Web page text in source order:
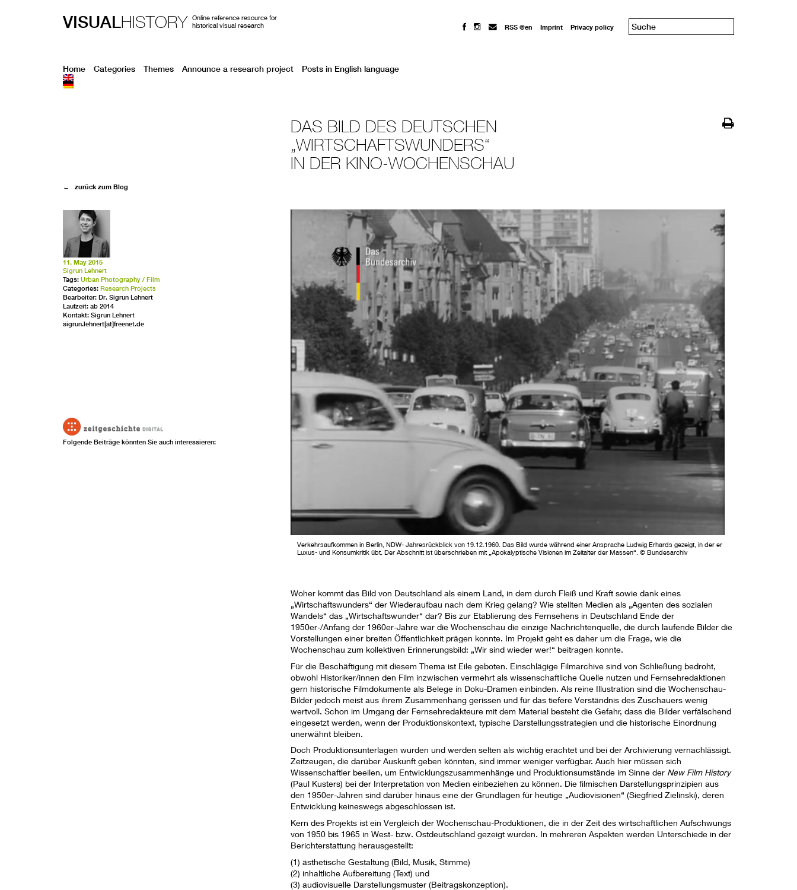
VISUALHISTORY
Online reference resource for
historical visual research
RSS @en Imprint Privacy policy
Home Categories Themes Announce a research project Posts in English language
DAS BILD DES DEUTSCHEN
„WIRTSCHAFTSWUNDERS“
IN DER KINO-WOCHENSCHAU
Verkehrsaufkommen in Berlin, NDW- Jahresrückblick von 19.12.1960. Das Bild wurde während einer Ansprache Ludwig Erhards gezeigt, in der er
Luxus- und Konsumkritik übt. Der Abschnitt ist überschrieben mit „Apokalyptische Visionen im Zeitalter der Massen“. © Bundesarchiv
Woher kommt das Bild von Deutschland als einem Land, in dem durch Fleiß und Kraft sowie dank eines
„Wirtschaftswunders“ der Wiederaufbau nach dem Krieg gelang? Wie stellten Medien als „Agenten des sozialen
Wandels“ das „Wirtschaftswunder“ dar? Bis zur Etablierung des Fernsehens in Deutschland Ende der
1950er-/Anfang der 1960er-Jahre war die Wochenschau die einzige Nachrichtenquelle, die durch laufende Bilder die
Vorstellungen einer breiten Öffentlichkeit prägen konnte. Im Projekt geht es daher um die Frage, wie die
Wochenschau zum kollektiven Erinnerungsbild: „Wir sind wieder wer!“ beitragen konnte.
Für die Beschäftigung mit diesem Thema ist Eile geboten. Einschlägige Filmarchive sind von Schließung bedroht,
obwohl Historiker/innen den Film inzwischen vermehrt als wissenschaftliche Quelle nutzen und Fernsehredaktionen
gern historische Filmdokumente als Belege in Doku-Dramen einbinden. Als reine Illustration sind die Wochenschau-
Bilder jedoch meist aus ihrem Zusammenhang gerissen und für das tiefere Verständnis des Zuschauers wenig
wertvoll. Schon im Umgang der Fernsehredakteure mit dem Material besteht die Gefahr, dass die Bilder verfälschend
eingesetzt werden, wenn der Produktionskontext, typische Darstellungsstrategien und die historische Einordnung
unerwähnt bleiben.
Doch Produktionsunterlagen wurden und werden selten als wichtig erachtet und bei der Archivierung vernachlässigt.
Zeitzeugen, die darüber Auskunft geben könnten, sind immer weniger verfügbar. Auch hier müssen sich
Wissenschaftler beeilen, um Entwicklungszusammenhänge und Produktionsumstände im Sinne der New Film History
(Paul Kusters) bei der Interpretation von Medien einbeziehen zu können. Die filmischen Darstellungsprinzipien aus
den 1950er-Jahren sind darüber hinaus eine der Grundlagen für heutige „Audiovisionen“ (Siegfried Zielinski), deren
Entwicklung keineswegs abgeschlossen ist.
Kern des Projekts ist ein Vergleich der Wochenschau-Produktionen, die in der Zeit des wirtschaftlichen Aufschwungs
von 1950 bis 1965 in West- bzw. Ostdeutschland gezeigt wurden. In mehreren Aspekten werden Unterschiede in der
Berichterstattung herausgestellt:
(1) ästhetische Gestaltung (Bild, Musik, Stimme)
(2) inhaltliche Aufbereitung (Text) und
(3) audiovisuelle Darstellungsmuster (Beitragskonzeption).
← zurück zum Blog
11. May 2015
Sigrun Lehnert
Tags: Urban Photography / Film
Categories: Research Projects
Bearbeiter: Dr. Sigrun Lehnert
Laufzeit: ab 2014
Kontakt: Sigrun Lehnert
sigrun.lehnert[at]freenet.de
Folgende Beiträge könnten Sie auch interessieren: